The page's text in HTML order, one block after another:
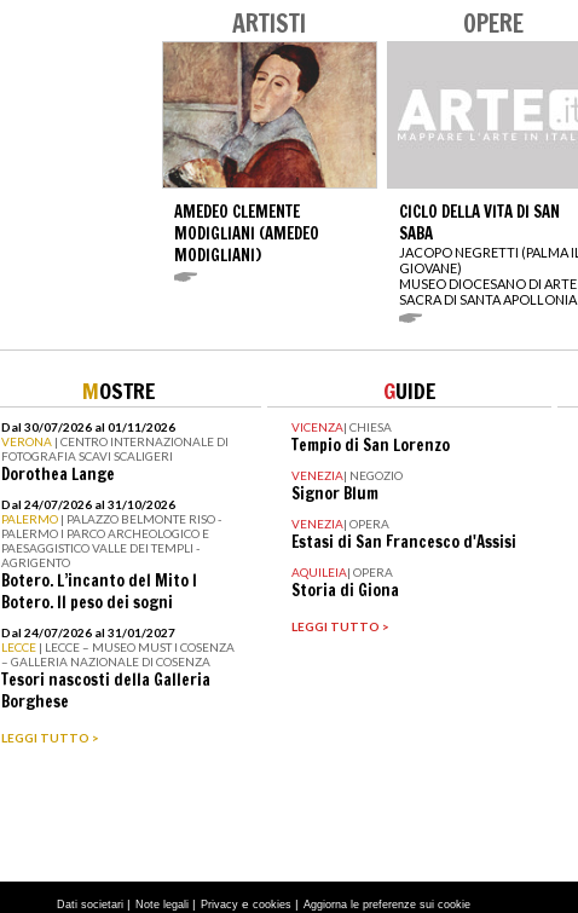
ARTISTI
AMEDEO CLEMENTE
MODIGLIANI (AMEDEO
MODIGLIANI)
OPERE
CICLO DELLA VITA DI SAN
SABA
JACOPO NEGRETTI (PALMA IL
GIOVANE)
MUSEO DIOCESANO DI ARTE
SACRA DI SANTA APOLLONIA
MOSTRE
Dal 30/07/2026 al 01/11/2026
VERONA | CENTRO INTERNAZIONALE DI
FOTOGRAFIA SCAVI SCALIGERI
Dorothea Lange
Dal 24/07/2026 al 31/10/2026
PALERMO | PALAZZO BELMONTE RISO -
PALERMO I PARCO ARCHEOLOGICO E
PAESAGGISTICO VALLE DEI TEMPLI -
AGRIGENTO
Botero. L’incanto del Mito I
Botero. Il peso dei sogni
Dal 24/07/2026 al 31/01/2027
LECCE | LECCE – MUSEO MUST I COSENZA
– GALLERIA NAZIONALE DI COSENZA
Tesori nascosti della Galleria
Borghese
LEGGI TUTTO >
GUIDE
VICENZA| CHIESA
Tempio di San Lorenzo
VENEZIA| NEGOZIO
Signor Blum
VENEZIA| OPERA
Estasi di San Francesco d'Assisi
AQUILEIA| OPERA
Storia di Giona
LEGGI TUTTO >
Dati societari | Note legali | Privacy e cookies | Aggiorna le preferenze sui cookie